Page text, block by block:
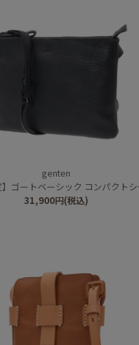
genten
ゴートベーシック コンパクトショルダー
31,900円(税込)